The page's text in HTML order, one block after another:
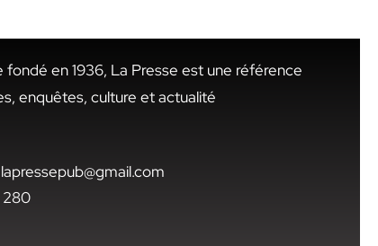
en 1936, La Presse est une référence
enquêtes, culture et actualité
280